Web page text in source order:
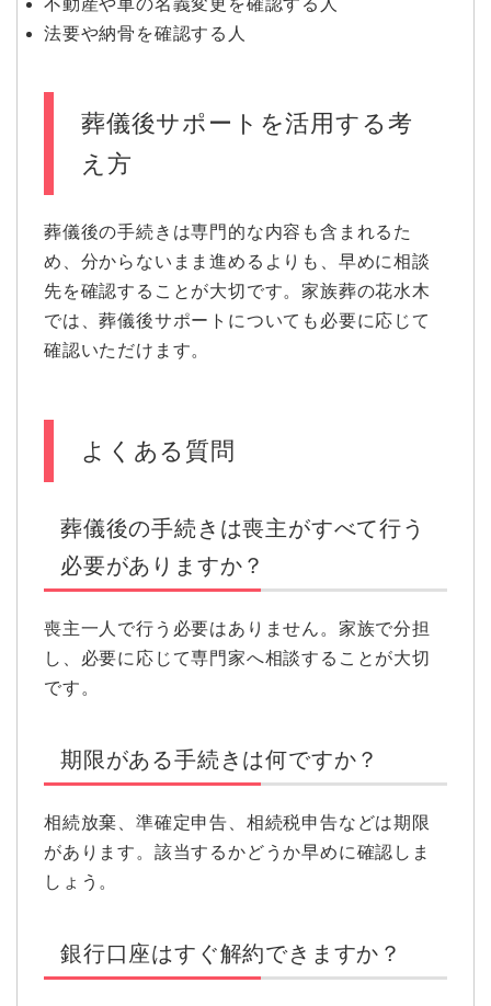
不動産や車の名義変更を確認する人
法要や納骨を確認する人
葬儀後サポートを活用する考
え方
葬儀後の手続きは専門的な内容も含まれるた
め、分からないまま進めるよりも、早めに相談
先を確認することが大切です。家族葬の花水木
では、葬儀後サポートについても必要に応じて
確認いただけます。
よくある質問
葬儀後の手続きは喪主がすべて行う
必要がありますか？
喪主一人で行う必要はありません。家族で分担
し、必要に応じて専門家へ相談することが大切
です。
期限がある手続きは何ですか？
相続放棄、準確定申告、相続税申告などは期限
があります。該当するかどうか早めに確認しま
しょう。
銀行口座はすぐ解約できますか？